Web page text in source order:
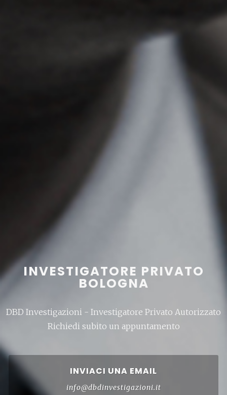
INVESTIGATORE PRIVATO
BOLOGNA
DBD Investigazioni - Investigatore Privato Autorizzato
Richiedi subito un appuntamento
INVIACI UNA EMAIL
info@dbdinvestigazioni.it